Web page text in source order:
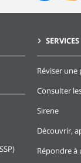
SERVICES
Réviser
Consulter
Sirene
Découvrir,
Répondre à